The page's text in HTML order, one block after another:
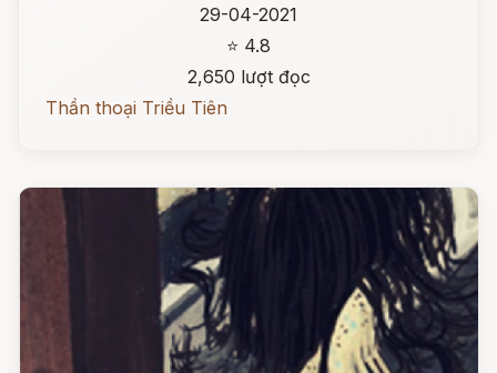
29-04-2021
⭐ 4.8
2,650 lượt đọc
Thần thoại Triều Tiên